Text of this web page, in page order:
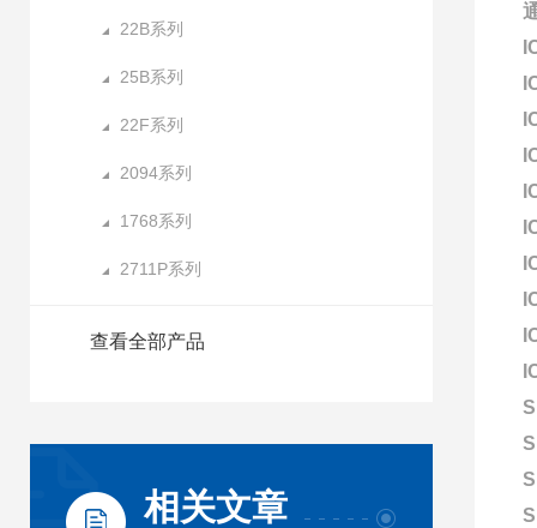
22B系列
25B系列
22F系列
2094系列
1768系列
2711P系列
查看全部产品
相关文章